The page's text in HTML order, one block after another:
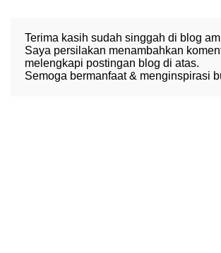
Terima kasih sudah singgah di blog
Saya persilakan menambahkan
melengkapi postingan blog di atas.
Semoga bermanfaat & menginspirasi